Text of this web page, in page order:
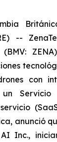
--
con
Servicio
anunció
Inc.,